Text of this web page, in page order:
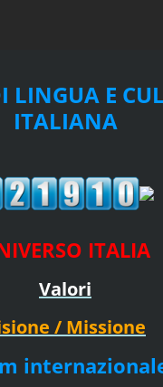
LINGUA E
ITALIANA
ITALIA
Valori
/ Missione